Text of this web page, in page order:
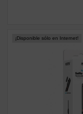
¡Disponible sólo en Internet!